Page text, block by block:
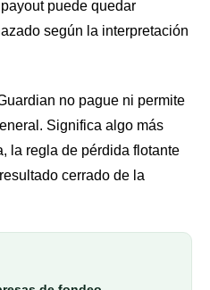
puede quedar
según la interpretación
no pague ni permite
Significa algo más
la regla de pérdida flotante
cerrado de la